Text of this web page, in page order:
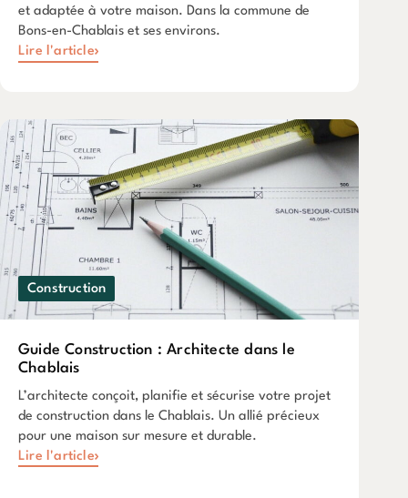
et adaptée à votre maison. Dans la commune de
Bons-en-Chablais et ses environs.
Lire l'article
Construction
Guide Construction : Architecte dans le
Chablais
L’architecte conçoit, planifie et sécurise votre projet
de construction dans le Chablais. Un allié précieux
pour une maison sur mesure et durable.
Lire l'article